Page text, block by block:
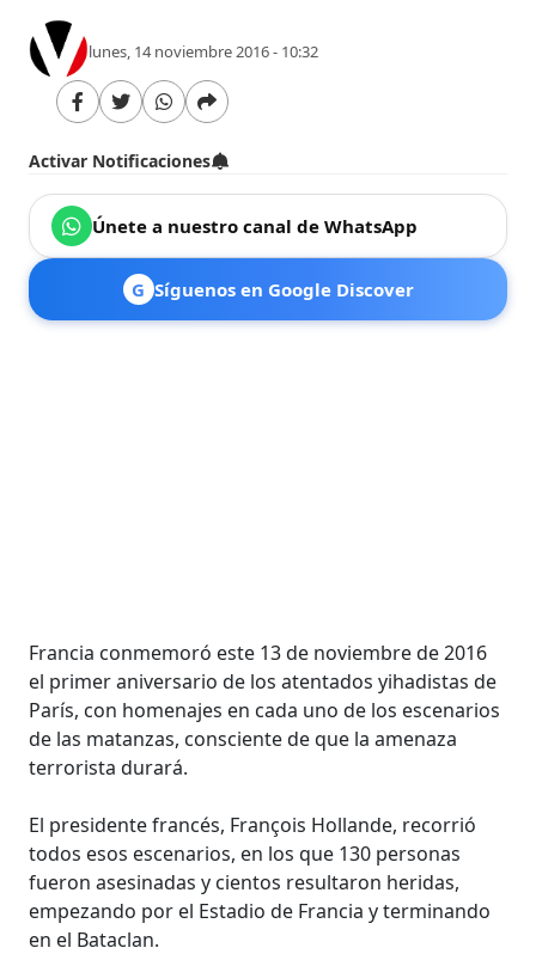
lunes, 14 noviembre 2016 - 10:32
Activar Notificaciones
Únete a nuestro canal de WhatsApp
G Síguenos en Google Discover
Francia conmemoró este 13 de noviembre de 2016
el primer aniversario de los atentados yihadistas de
París, con homenajes en cada uno de los escenarios
de las matanzas, consciente de que la amenaza
terrorista durará.
El presidente francés, François Hollande, recorrió
todos esos escenarios, en los que 130 personas
fueron asesinadas y cientos resultaron heridas,
empezando por el Estadio de Francia y terminando
en el Bataclan.